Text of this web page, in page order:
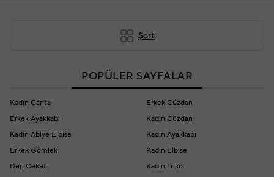
Şort
POPÜLER SAYFALAR
Kadın Çanta
Erkek Cüzdan
Erkek Ayakkabı
Kadın Cüzdan
Kadın Abiye Elbise
Kadın Ayakkabı
Erkek Gömlek
Kadın Elbise
Deri Ceket
Kadın Triko